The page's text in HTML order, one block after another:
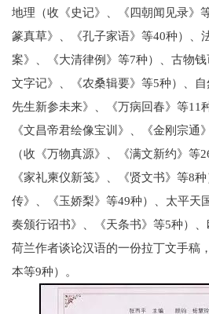
地理（收《史记》、《四朝闻见录》
篆真草》、《孔子家语》等40种）、
案》、《大清律例》等7种）、古物
文字记》、《农桑辑要》等5种）、
先生新参未来》、《万病回春》等11
《文昌帝君绘像宝训》、《金刚宗通
（收《万物真源》、《满文新约》等
《家礼柬仪新笺》、《贤文书》等8
传》、《玉娇梨》等49种）、太平天
奏颁行诏书》、《天条书》等5种）
荷兰作者谈论汉语的一份拉丁文手稿
本等9种）。